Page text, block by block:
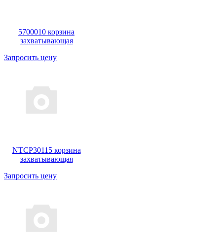
5700010 корзина
захватывающая
Запросить цену
NTCP30115 корзина
захватывающая
Запросить цену